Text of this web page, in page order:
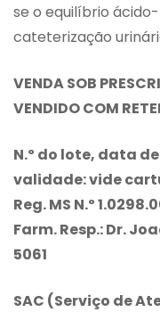
se o equilíbrio
cateterização
VENDA SOB
VENDIDO COM
N.º do lote, data
validade: vide
Reg. MS N.º
Farm. Resp.: Dr.
5061
SAC (Serviço de